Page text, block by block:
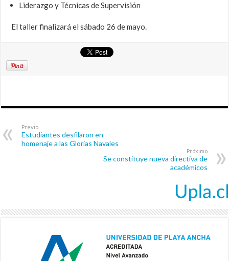
Liderazgo y Técnicas de Supervisión
El taller finalizará el sábado 26 de mayo.
Previo
Estudiantes desfilaron en
homenaje a las Glorias Navales
Próximo
Se constituye nueva directiva de
académicos